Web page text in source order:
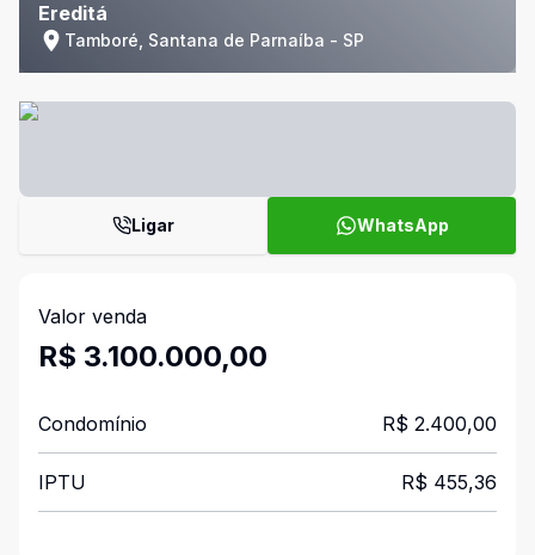
Ereditá
Tamboré, Santana de Parnaíba - SP
Ligar WhatsApp
Valor venda
R$ 3.100.000,00
Condomínio R$ 2.400,00
IPTU R$ 455,36